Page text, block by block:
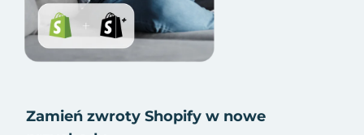
Zamień zwroty Shopify w nowe